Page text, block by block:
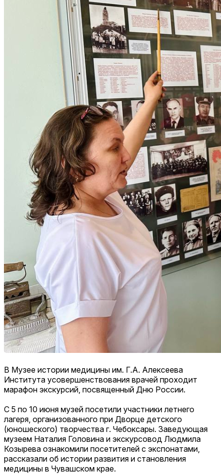
В Музее истории медицины им. Г.А. Алексеева
Института усовершенствования врачей проходит
марафон экскурсий, посвященный Дню России.
С 5 по 10 июня музей посетили участники летнего
лагеря, организованного при Дворце детского
(юношеского) творчества г. Чебоксары. Заведующая
музеем Наталия Головина и экскурсовод Людмила
Козырева ознакомили посетителей с экспонатами,
рассказали об истории развития и становления
медицины в Чувашском крае.